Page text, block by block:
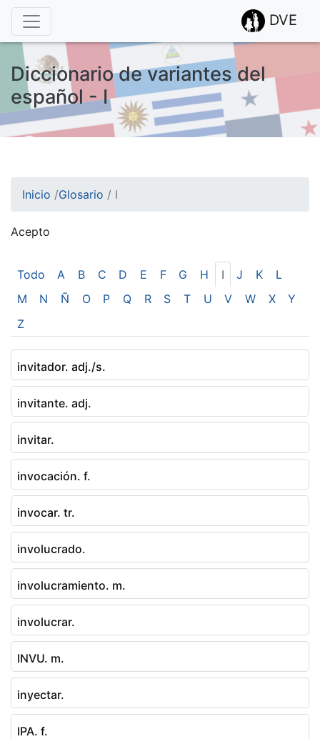
DVE
Diccionario de variantes del
español - I
Inicio /Glosario / I
Acepto
Esto nos ayuda a recolectar estadísticas de las visitas.
Todo A B C D E F G H I J K
L
M
N Ñ O P Q R S T U V W X
Y
Z
invitador. adj./s.
invitante. adj.
invitar.
invocación. f.
invocar. tr.
involucrado.
involucramiento. m.
involucrar.
INVU. m.
inyectar.
IPA. f.